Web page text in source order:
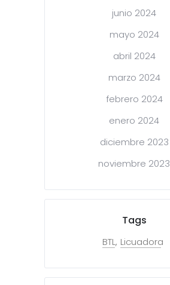
junio 2024
mayo 2024
abril 2024
marzo 2024
febrero 2024
enero 2024
diciembre 2023
noviembre 2023
Tags
BTL Licuadora